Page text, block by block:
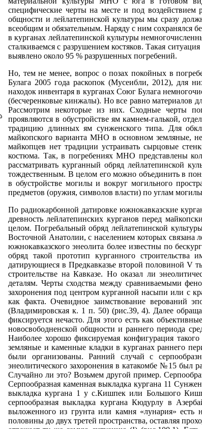
специфические черты на месте и под
общности и лейлатепинской культуры мы сразу
всеобщим и обязательным. Наряду с ним сохранялся
в курганах лейлатепинской культуры
сталкиваемся с разрушением костяков. Такая
выявлено около 95 % разрушенных погребений.
Но, тем не менее, вопрос о позах покойных в
Булага 2005 года раскопок (Мусеибли, 2012), для
находок инвентаря в курганах Союг Булага
(бесчеренковые кинжалы). Но все равно материалов
Рассмотрим некоторые из них. Сходные черты
проявляются в обустройстве ям камнем-галькой,
традицию длинных ям сунженского типа. Для
майкопского варианта МНО в основном земляные,
майкопцев нет традиции устраивать сырцовые
костюма. Так, в погребениях МНО представлены
рассматривать курганный обряд лейлатепинской
тождественным. В целом его можно объединить в
в обустройстве могилы и вокруг могильного
предметов (оружия, символов власти) по углам
По радиокарбонной датировке южнокавказские
древность лейлатепинских курганов перед
целом. Погребальный обряд лейлатепинской
Восточной Анатолии, с населением которых связана
южнокавказского энеолита более известны по
обряд такой прототип курганного
датирующиеся в Предкавказье второй половиной V
строительстве на Кавказе. Но оказал ли
деталям. Черты сходства между сравниваемыми
захоронения под центром курганной насыпи или с
как факта. Очевидное заимствование верований
(Владимировская к. 1 п. 50) (рис.39, 4). Далее
фиксируется нечасто. Для этого есть как
новосвободненской общности и раннего периода
Наиболее хорошо фиксируемая конфигурация
земляные и каменные кладки в курганах раннего
были организованы. Ранний случай с
энеолитического захоронения в катакомбе №15 был
Случайно ли это? Возьмем другой пример.
Серпообразная каменная выкладка кургана 11
выкладка кургана 1 у с.Кишпек или Большого
серпообразная выкладка кургана Кюдурлу в
выложенного из грунта или камня «лунария»
половины до двух третей пространства, оставляя